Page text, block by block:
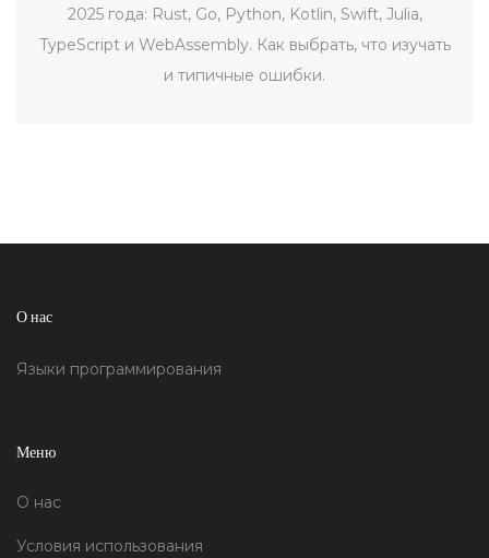
2025 года: Rust, Go, Python, Kotlin, Swift, Julia,
TypeScript и WebAssembly. Как выбрать, что изучать
и типичные ошибки.
О нас
Языки программирования
Меню
О нас
Условия использования